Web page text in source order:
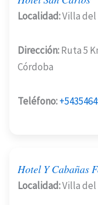
Localidad:Villa
Dirección:Ruta 5
Córdoba
Teléfono:
Hotel Y Cabañas
Localidad:Villa